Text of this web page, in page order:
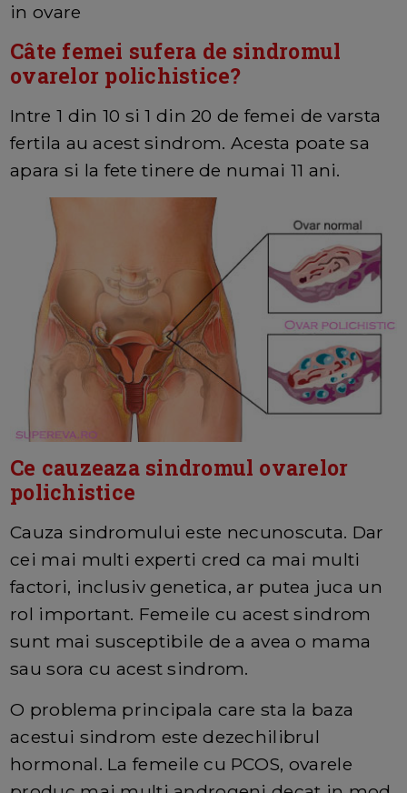
in ovare
Câte femei sufera de sindromul
ovarelor polichistice?
Intre 1 din 10 si 1 din 20 de femei de varsta
fertila au acest sindrom. Acesta poate sa
apara si la fete tinere de numai 11 ani.
Ce cauzeaza sindromul ovarelor
polichistice
Cauza sindromului este necunoscuta. Dar
cei mai multi experti cred ca mai multi
factori, inclusiv genetica, ar putea juca un
rol important. Femeile cu acest sindrom
sunt mai susceptibile de a avea o mama
sau sora cu acest sindrom.
O problema principala care sta la baza
acestui sindrom este dezechilibrul
hormonal. La femeile cu PCOS, ovarele